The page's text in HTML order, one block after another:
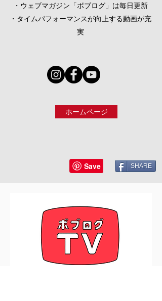
・ウェブマガジン「ボブログ」は毎日更新
・タイムパフォーマンスが向上する動画が充
実
ホームページ
SHARE